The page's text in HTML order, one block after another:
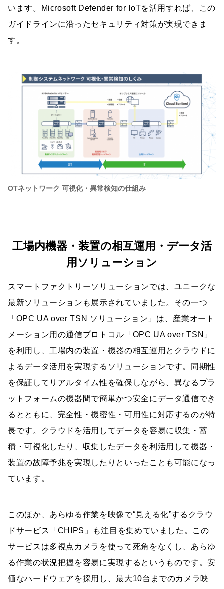
います。Microsoft Defender for IoTを活用すれば、この
ガイドラインに沿ったセキュリティ対策が実現できま
す。
OTネットワーク 可視化・異常検知の仕組み
工場内機器・装置の相互運用・データ活
用ソリューション
スマートファクトリーソリューションでは、ユニークな
最新ソリューションも展示されていました。その一つ
「OPC UA over TSN ソリューション」は、産業オート
メーション用の通信プロトコル「OPC UA over TSN」
を利用し、工場内の装置・機器の相互運用とクラウドに
よるデータ活用を実現するソリューションです。同期性
を保証してリアルタイム性を確保しながら、異なるプラ
ットフォームの機器間で簡単かつ安全にデータ通信でき
るとともに、完全性・機密性・可用性に対応するのが特
長です。クラウドを活用してデータを容易に収集・蓄
積・可視化したり、収集したデータを利活用して機器・
装置の故障予兆を実現したりといったことも可能になっ
ています。
このほか、あらゆる作業を映像で“見える化”するクラウ
ドサービス「CHIPS」も注目を集めていました。この
サービスは多視点カメラを使って死角をなくし、あらゆ
る作業の状況把握を容易に実現するというものです。安
価なハードウェアを採用し、最大10台までのカメラ映